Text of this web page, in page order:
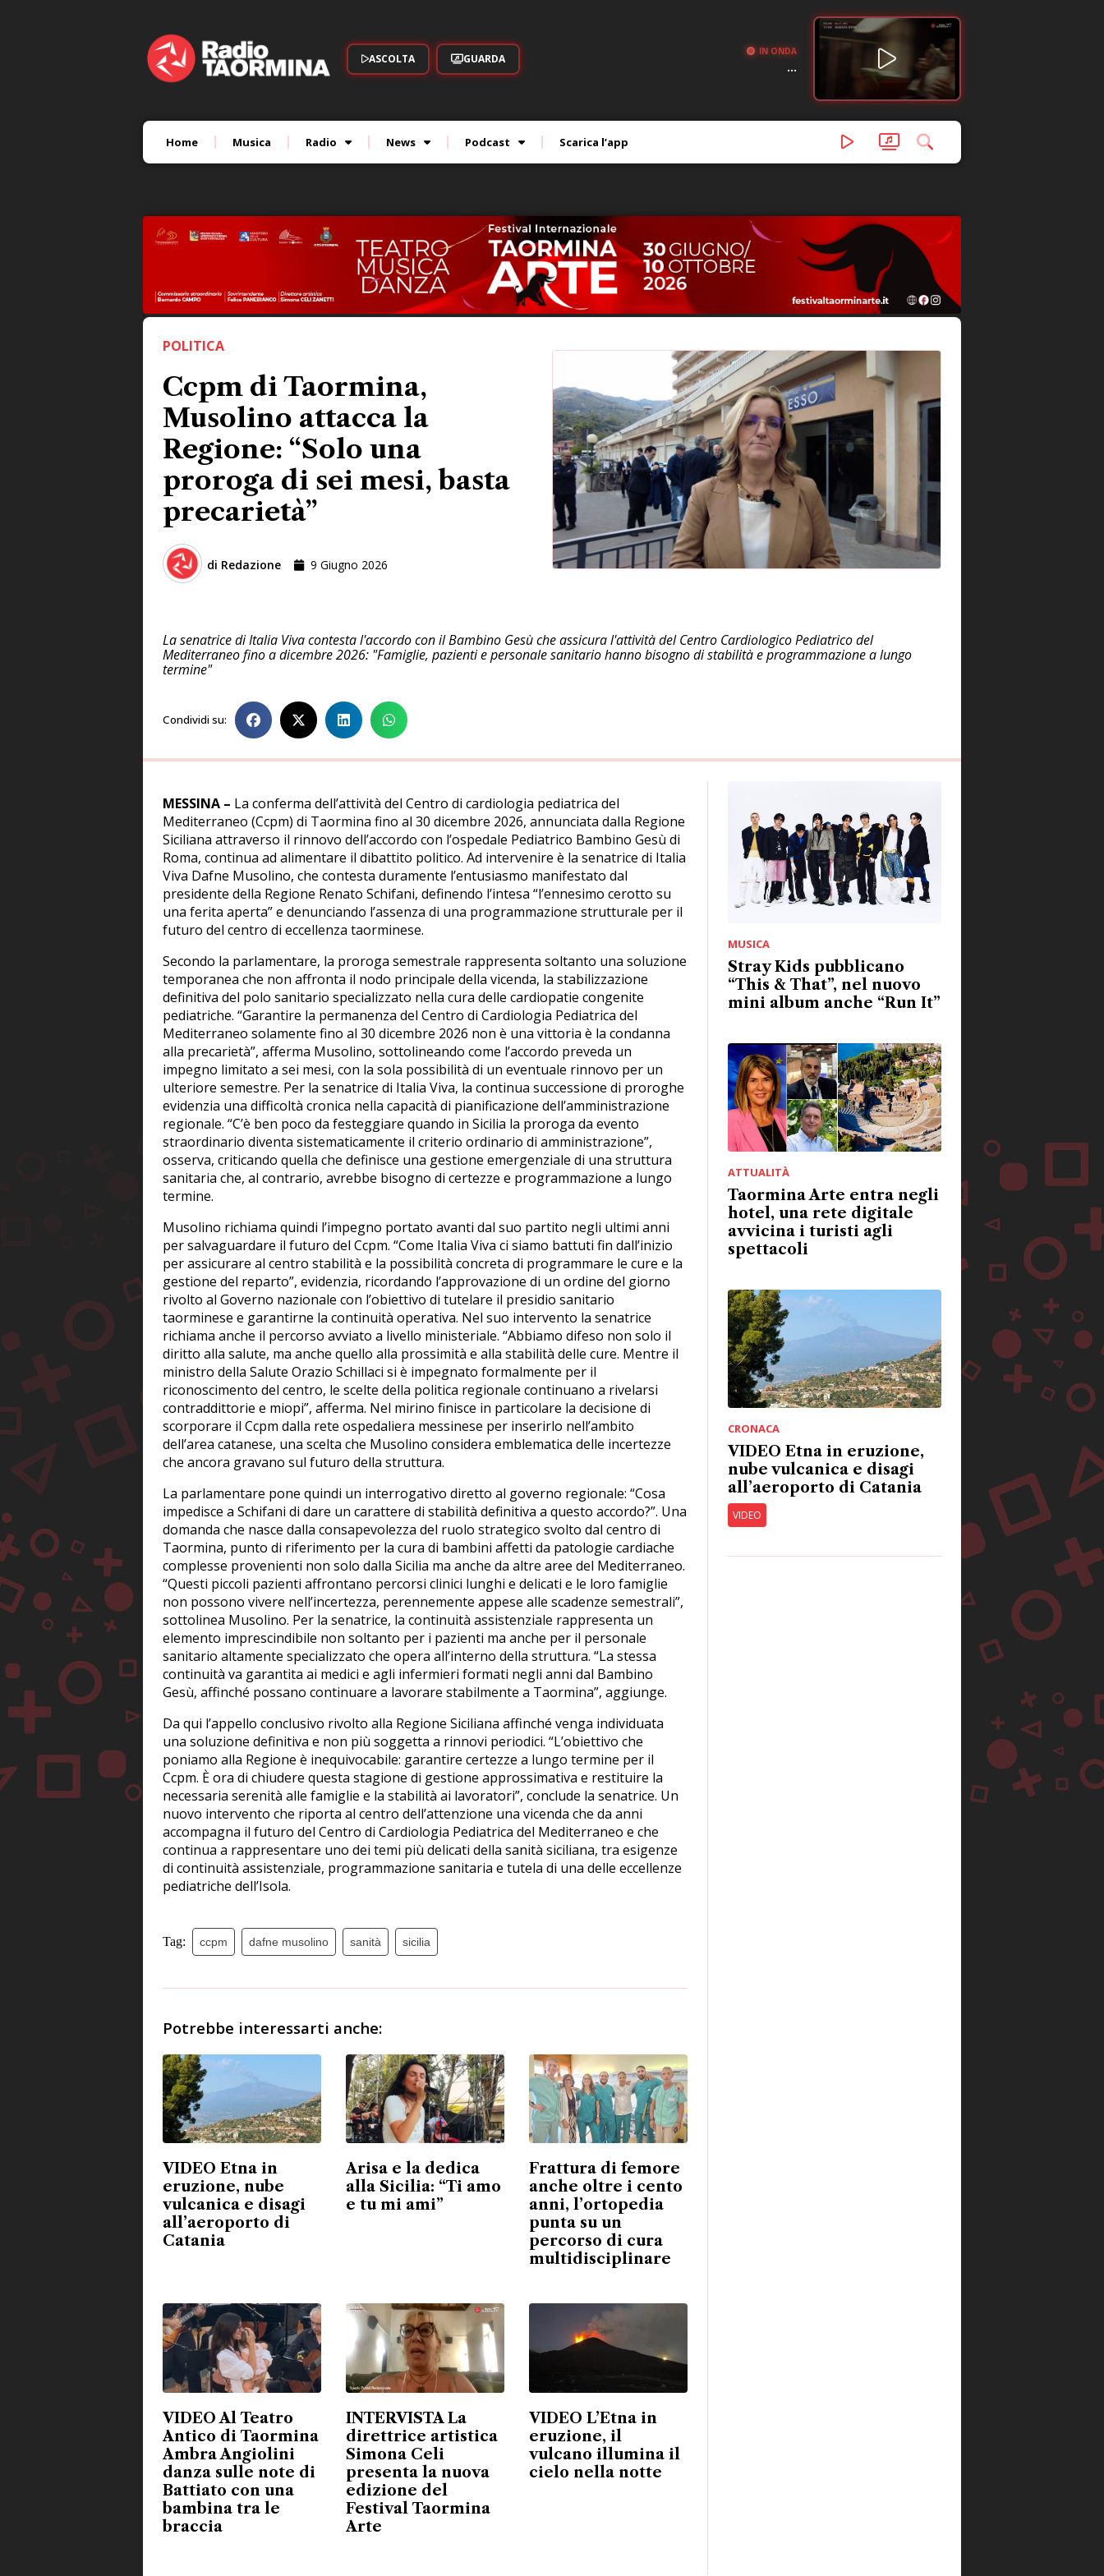
ASCOLTA GUARDA
IN ONDA
...
Home Musica Radio News Podcast Scarica l’app
POLITICA
Ccpm di Taormina,
Musolino attacca la
Regione: “Solo una
proroga di sei mesi, basta
precarietà”
di Redazione 9 Giugno 2026
La senatrice di Italia Viva contesta l'accordo con il Bambino Gesù che assicura l'attività del Centro Cardiologico Pediatrico del
Mediterraneo fino a dicembre 2026: "Famiglie, pazienti e personale sanitario hanno bisogno di stabilità e programmazione a lungo
termine"
Condividi su:
MESSINA – La conferma dell’attività del Centro di cardiologia pediatrica del
Mediterraneo (Ccpm) di Taormina fino al 30 dicembre 2026, annunciata dalla Regione
Siciliana attraverso il rinnovo dell’accordo con l’ospedale Pediatrico Bambino Gesù di
Roma, continua ad alimentare il dibattito politico. Ad intervenire è la senatrice di Italia
Viva Dafne Musolino, che contesta duramente l’entusiasmo manifestato dal
presidente della Regione Renato Schifani, definendo l’intesa “l’ennesimo cerotto su
una ferita aperta” e denunciando l’assenza di una programmazione strutturale per il
futuro del centro di eccellenza taorminese.
Secondo la parlamentare, la proroga semestrale rappresenta soltanto una soluzione
temporanea che non affronta il nodo principale della vicenda, la stabilizzazione
definitiva del polo sanitario specializzato nella cura delle cardiopatie congenite
pediatriche. “Garantire la permanenza del Centro di Cardiologia Pediatrica del
Mediterraneo solamente fino al 30 dicembre 2026 non è una vittoria è la condanna
alla precarietà”, afferma Musolino, sottolineando come l’accordo preveda un
impegno limitato a sei mesi, con la sola possibilità di un eventuale rinnovo per un
ulteriore semestre. Per la senatrice di Italia Viva, la continua successione di proroghe
evidenzia una difficoltà cronica nella capacità di pianificazione dell’amministrazione
regionale. “C’è ben poco da festeggiare quando in Sicilia la proroga da evento
straordinario diventa sistematicamente il criterio ordinario di amministrazione”,
osserva, criticando quella che definisce una gestione emergenziale di una struttura
sanitaria che, al contrario, avrebbe bisogno di certezze e programmazione a lungo
termine.
Musolino richiama quindi l’impegno portato avanti dal suo partito negli ultimi anni
per salvaguardare il futuro del Ccpm. “Come Italia Viva ci siamo battuti fin dall’inizio
per assicurare al centro stabilità e la possibilità concreta di programmare le cure e la
gestione del reparto”, evidenzia, ricordando l’approvazione di un ordine del giorno
rivolto al Governo nazionale con l’obiettivo di tutelare il presidio sanitario
taorminese e garantirne la continuità operativa. Nel suo intervento la senatrice
richiama anche il percorso avviato a livello ministeriale. “Abbiamo difeso non solo il
diritto alla salute, ma anche quello alla prossimità e alla stabilità delle cure. Mentre il
ministro della Salute Orazio Schillaci si è impegnato formalmente per il
riconoscimento del centro, le scelte della politica regionale continuano a rivelarsi
contraddittorie e miopi”, afferma. Nel mirino finisce in particolare la decisione di
scorporare il Ccpm dalla rete ospedaliera messinese per inserirlo nell’ambito
dell’area catanese, una scelta che Musolino considera emblematica delle incertezze
che ancora gravano sul futuro della struttura.
La parlamentare pone quindi un interrogativo diretto al governo regionale: “Cosa
impedisce a Schifani di dare un carattere di stabilità definitiva a questo accordo?”. Una
domanda che nasce dalla consapevolezza del ruolo strategico svolto dal centro di
Taormina, punto di riferimento per la cura di bambini affetti da patologie cardiache
complesse provenienti non solo dalla Sicilia ma anche da altre aree del Mediterraneo.
“Questi piccoli pazienti affrontano percorsi clinici lunghi e delicati e le loro famiglie
non possono vivere nell’incertezza, perennemente appese alle scadenze semestrali”,
sottolinea Musolino. Per la senatrice, la continuità assistenziale rappresenta un
elemento imprescindibile non soltanto per i pazienti ma anche per il personale
sanitario altamente specializzato che opera all’interno della struttura. “La stessa
continuità va garantita ai medici e agli infermieri formati negli anni dal Bambino
Gesù, affinché possano continuare a lavorare stabilmente a Taormina”, aggiunge.
Da qui l’appello conclusivo rivolto alla Regione Siciliana affinché venga individuata
una soluzione definitiva e non più soggetta a rinnovi periodici. “L’obiettivo che
poniamo alla Regione è inequivocabile: garantire certezze a lungo termine per il
Ccpm. È ora di chiudere questa stagione di gestione approssimativa e restituire la
necessaria serenità alle famiglie e la stabilità ai lavoratori”, conclude la senatrice. Un
nuovo intervento che riporta al centro dell’attenzione una vicenda che da anni
accompagna il futuro del Centro di Cardiologia Pediatrica del Mediterraneo e che
continua a rappresentare uno dei temi più delicati della sanità siciliana, tra esigenze
di continuità assistenziale, programmazione sanitaria e tutela di una delle eccellenze
pediatriche dell’Isola.
Tag: ccpm dafne musolino sanità sicilia
Potrebbe interessarti anche:
VIDEO Etna in
eruzione, nube
vulcanica e disagi
all’aeroporto di
Catania
Arisa e la dedica
alla Sicilia: “Ti amo
e tu mi ami”
Frattura di femore
anche oltre i cento
anni, l’ortopedia
punta su un
percorso di cura
multidisciplinare
VIDEO Al Teatro
Antico di Taormina
Ambra Angiolini
danza sulle note di
Battiato con una
bambina tra le
braccia
INTERVISTA La
direttrice artistica
Simona Celi
presenta la nuova
edizione del
Festival Taormina
Arte
VIDEO L’Etna in
eruzione, il
vulcano illumina il
cielo nella notte
MUSICA
Stray Kids pubblicano
“This & That”, nel nuovo
mini album anche “Run It”
ATTUALITÀ
Taormina Arte entra negli
hotel, una rete digitale
avvicina i turisti agli
spettacoli
CRONACA
VIDEO Etna in eruzione,
nube vulcanica e disagi
all’aeroporto di Catania
VIDEO